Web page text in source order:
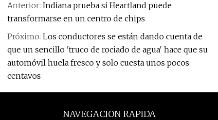
Anterior: Indiana prueba si Heartland puede
transformarse en un centro de chips
Próximo: Los conductores se están dando cuenta de
que un sencillo 'truco de rociado de agua' hace que su
automóvil huela fresco y solo cuesta unos pocos
centavos
NAVEGACION RAPIDA